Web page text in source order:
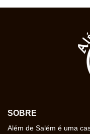
SOBRE
Além de Salém é uma